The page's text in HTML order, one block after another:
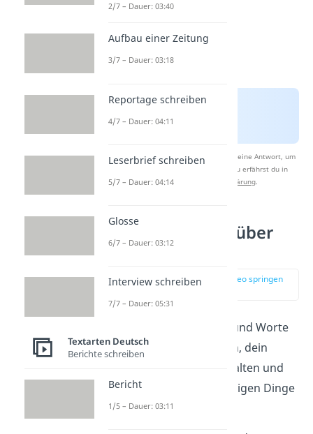
Nach Beantwortung speichern wir deine Antwort, um
Studyflix zu verbessern. Mehr dazu erfährst du in
unserer
Datenschutzerklärung.
Weise Sprüche über
das Leben
zur Stelle im Video springen
und Worte
können dir dabei helfen, dein
Leben bewusst zu gestalten und
den Fokus auf die wichtigen Dinge
zu lenken.
2/7 – Dauer: 03:40
Aufbau einer Zeitung
3/7 – Dauer: 03:18
Reportage schreiben
4/7 – Dauer: 04:11
Leserbrief schreiben
5/7 – Dauer: 04:14
Glosse
6/7 – Dauer: 03:12
Interview schreiben
7/7 – Dauer: 05:31
Textarten Deutsch
Berichte schreiben
Bericht
1/5 – Dauer: 03:11